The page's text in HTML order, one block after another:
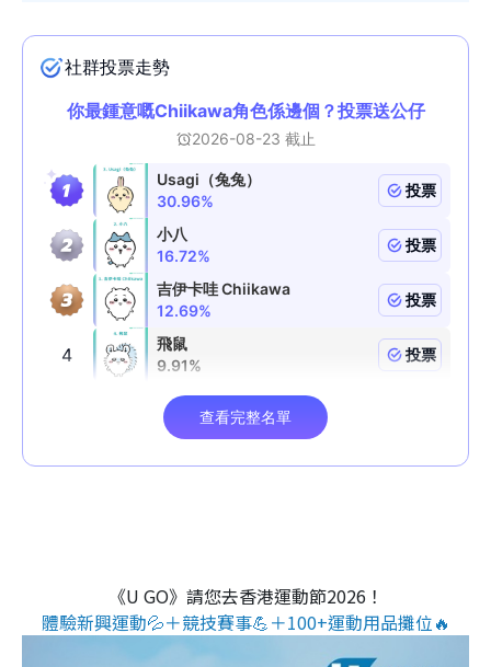
《U GO》請您去香港運動節2026！
體驗新興運動💦＋競技賽事💪＋100+運動用品攤位🔥